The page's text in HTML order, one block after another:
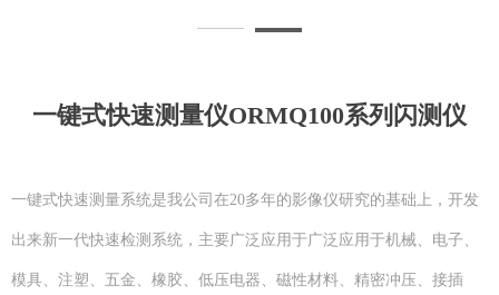
一键式快速测量仪ORMQ100系列闪测仪
一键式快速测量系统是我公司在20多年的影像仪研究的基础上，开发
出来新一代快速检测系统，主要广泛应用于广泛应用于机械、电子、
模具、注塑、五金、橡胶、低压电器、磁性材料、精密冲压、接插